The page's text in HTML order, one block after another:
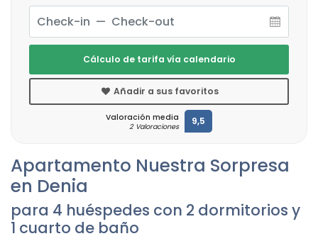
Apartamento Nuestra Sorpresa
en Denia
para 4 huéspedes con 2 dormitorios y
1 cuarto de baño
Cálculo de tarifa vía calendario
Añadir a sus favoritos
Valoración media
2 Valoraciones 9,5